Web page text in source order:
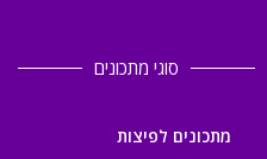
סוגי מתכונים
מתכונים לפיצות